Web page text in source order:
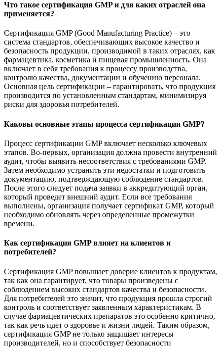
Что такое сертификация GMP и для каких отраслей она
применяется?
Сертификация GMP (Good Manufacturing Practice) – это
система стандартов, обеспечивающих высокое качество и
безопасность продукции, производимой в таких отраслях, как
фармацевтика, косметика и пищевая промышленность. Она
включает в себя требования к процессу производства,
контролю качества, документации и обучению персонала.
Основная цель сертификации – гарантировать, что продукция
производится по установленным стандартам, минимизируя
риски для здоровья потребителей.
Каковы основные этапы процесса сертификации GMP?
Процесс сертификации GMP включает несколько ключевых
этапов. Во-первых, организация должна провести внутренний
аудит, чтобы выявить несоответствия с требованиями GMP.
Затем необходимо устранить эти недостатки и подготовить
документацию, подтверждающую соблюдение стандартов.
После этого следует подача заявки в аккредитующий орган,
который проведет внешний аудит. Если все требования
выполнены, организация получает сертификат GMP, который
необходимо обновлять через определенные промежутки
времени.
Как сертификация GMP влияет на клиентов и
потребителей?
Сертификация GMP повышает доверие клиентов к продуктам,
так как она гарантирует, что товары произведены с
соблюдением высоких стандартов качества и безопасности.
Для потребителей это значит, что продукция прошла строгий
контроль и соответствует заявленным характеристикам. В
случае фармацевтических препаратов это особенно критично,
так как речь идет о здоровье и жизни людей. Таким образом,
сертификация GMP не только защищает интересы
производителей, но и способствует безопасности